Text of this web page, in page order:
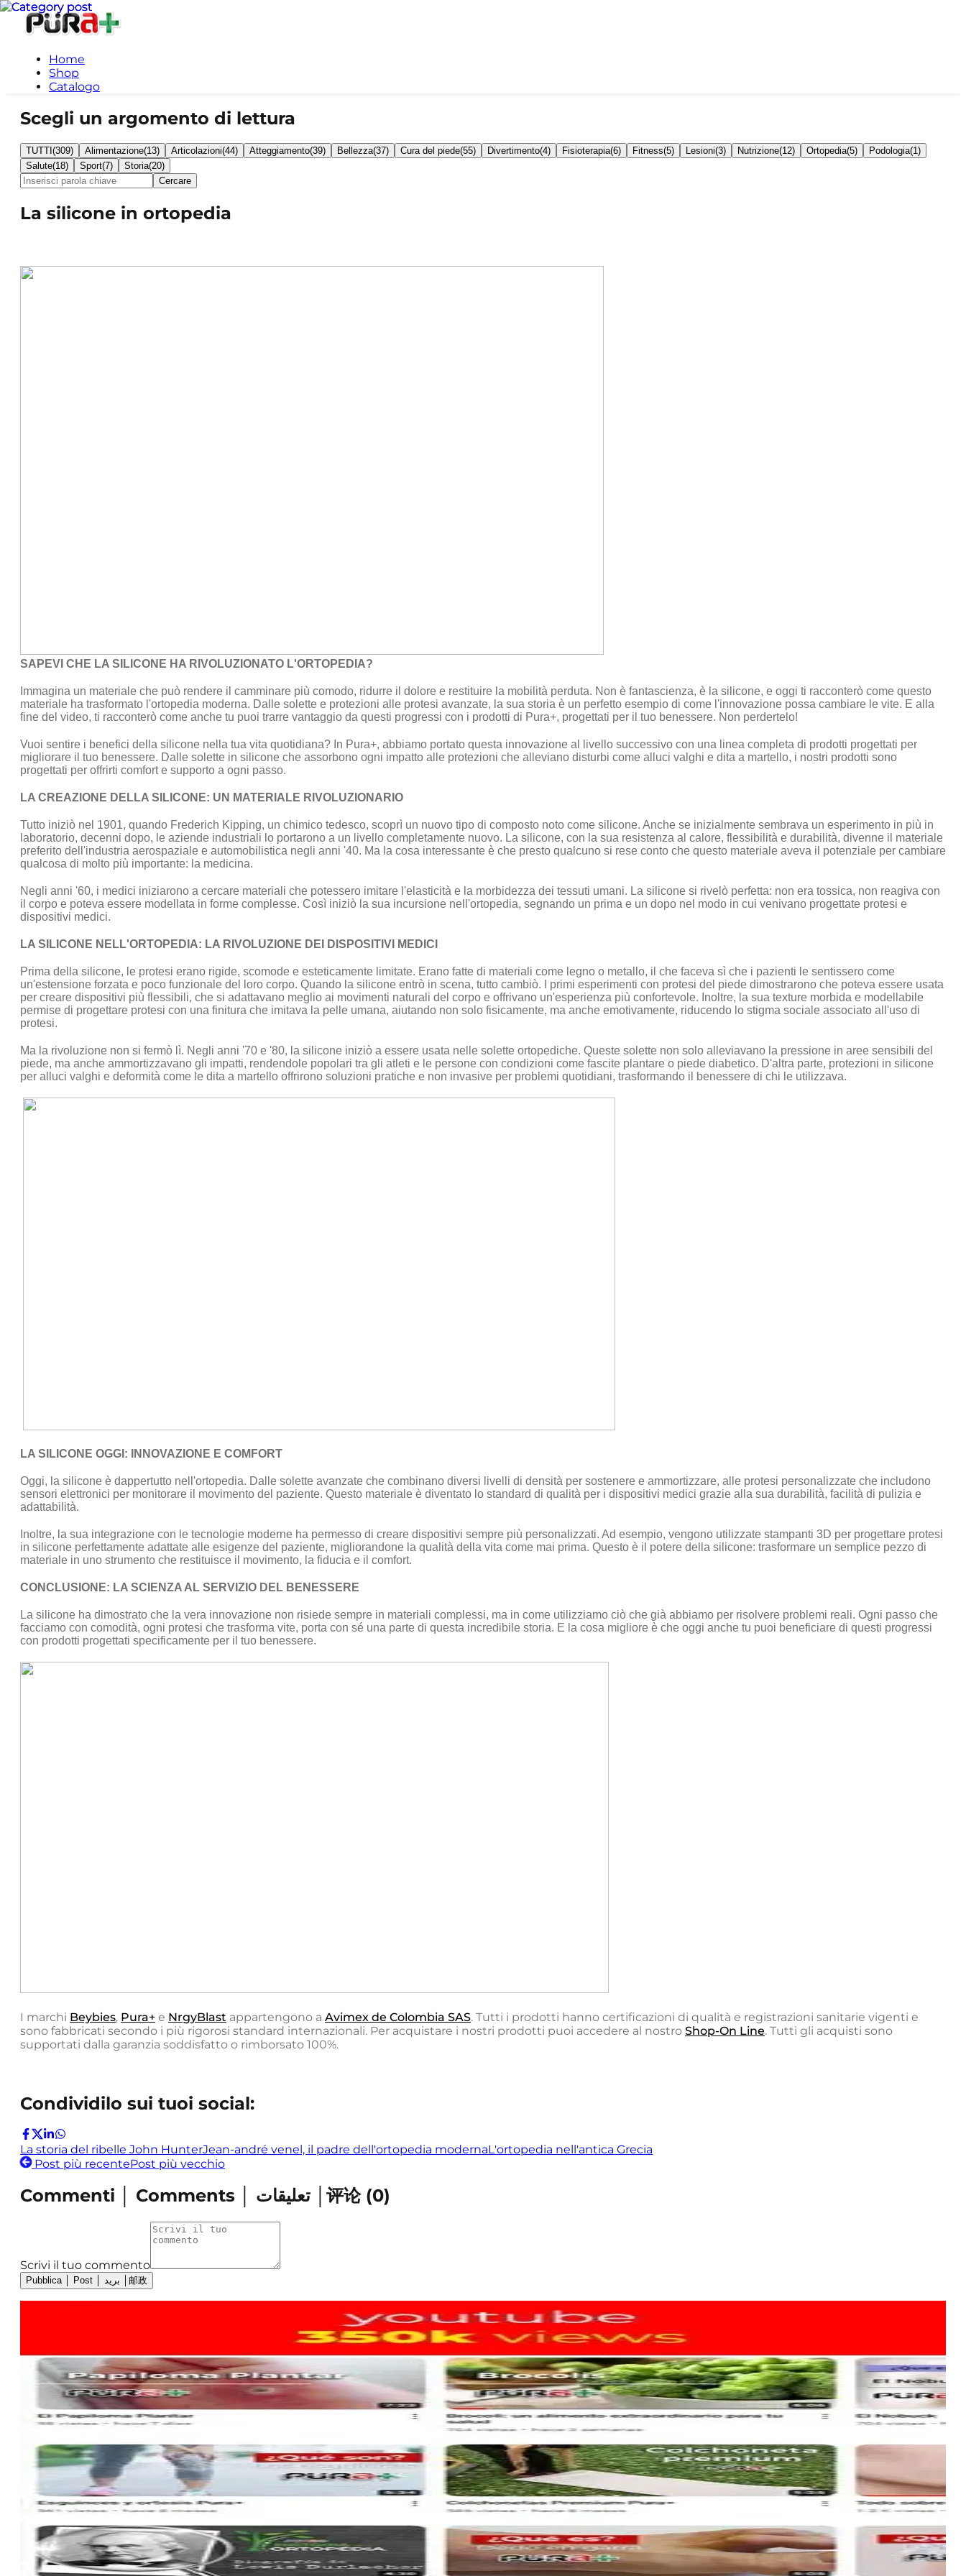
Home
Shop
Catalogo
Scegli un argomento di lettura
TUTTI (309) Alimentazione(13) Articolazioni(44) Atteggiamento(39) Bellezza(37) Cura del piede(55) Divertimento(4) Fisioterapia(6) Fitness(5) Lesioni(3) Nutrizione(12) Ortopedia(5) Podologia(1 )
Salute(18) Sport(7) Storia(20)
Cercare
La silicone in ortopedia
SAPEVI CHE LA SILICONE HA RIVOLUZIONATO L'ORTOPEDIA?
Immagina un materiale che può rendere il camminare più comodo, ridurre il dolore e restituire la mobilità perduta. Non è fantascienza, è la silicone, e oggi ti racconterò come questo
materiale ha trasformato l'ortopedia moderna. Dalle solette e protezioni alle protesi avanzate, la sua storia è un perfetto esempio di come l'innovazione possa cambiare le vite. E alla
fine del video, ti racconterò come anche tu puoi trarre vantaggio da questi progressi con i prodotti di Pura+, progettati per il tuo benessere. Non perdertelo!
Vuoi sentire i benefici della silicone nella tua vita quotidiana? In Pura+, abbiamo portato questa innovazione al livello successivo con una linea completa di prodotti progettati per
migliorare il tuo benessere. Dalle solette in silicone che assorbono ogni impatto alle protezioni che alleviano disturbi come alluci valghi e dita a martello, i nostri prodotti sono
progettati per offrirti comfort e supporto a ogni passo.
LA CREAZIONE DELLA SILICONE: UN MATERIALE RIVOLUZIONARIO
Tutto iniziò nel 1901, quando Frederich Kipping, un chimico tedesco, scoprì un nuovo tipo di composto noto come silicone. Anche se inizialmente sembrava un esperimento in più in
laboratorio, decenni dopo, le aziende industriali lo portarono a un livello completamente nuovo. La silicone, con la sua resistenza al calore, flessibilità e durabilità, divenne il materiale
preferito dell'industria aerospaziale e automobilistica negli anni '40. Ma la cosa interessante è che presto qualcuno si rese conto che questo materiale aveva il potenziale per cambiare
qualcosa di molto più importante: la medicina.
Negli anni '60, i medici iniziarono a cercare materiali che potessero imitare l'elasticità e la morbidezza dei tessuti umani. La silicone si rivelò perfetta: non era tossica, non reagiva con
il corpo e poteva essere modellata in forme complesse. Così iniziò la sua incursione nell'ortopedia, segnando un prima e un dopo nel modo in cui venivano progettate protesi e
dispositivi medici.
LA SILICONE NELL'ORTOPEDIA: LA RIVOLUZIONE DEI DISPOSITIVI MEDICI
Prima della silicone, le protesi erano rigide, scomode e esteticamente limitate. Erano fatte di materiali come legno o metallo, il che faceva sì che i pazienti le sentissero come
un'estensione forzata e poco funzionale del loro corpo. Quando la silicone entrò in scena, tutto cambiò. I primi esperimenti con protesi del piede dimostrarono che poteva essere usata
per creare dispositivi più flessibili, che si adattavano meglio ai movimenti naturali del corpo e offrivano un'esperienza più confortevole. Inoltre, la sua texture morbida e modellabile
permise di progettare protesi con una finitura che imitava la pelle umana, aiutando non solo fisicamente, ma anche emotivamente, riducendo lo stigma sociale associato all'uso di
protesi.
Ma la rivoluzione non si fermò lì. Negli anni '70 e '80, la silicone iniziò a essere usata nelle solette ortopediche. Queste solette non solo alleviavano la pressione in aree sensibili del
piede, ma anche ammortizzavano gli impatti, rendendole popolari tra gli atleti e le persone con condizioni come fascite plantare o piede diabetico. D'altra parte, protezioni in silicone
per alluci valghi e deformità come le dita a martello offrirono soluzioni pratiche e non invasive per problemi quotidiani, trasformando il benessere di chi le utilizzava.
LA SILICONE OGGI: INNOVAZIONE E COMFORT
Oggi, la silicone è dappertutto nell'ortopedia. Dalle solette avanzate che combinano diversi livelli di densità per sostenere e ammortizzare, alle protesi personalizzate che includono
sensori elettronici per monitorare il movimento del paziente. Questo materiale è diventato lo standard di qualità per i dispositivi medici grazie alla sua durabilità, facilità di pulizia e
adattabilità.
Inoltre, la sua integrazione con le tecnologie moderne ha permesso di creare dispositivi sempre più personalizzati. Ad esempio, vengono utilizzate stampanti 3D per progettare protesi
in silicone perfettamente adattate alle esigenze del paziente, migliorandone la qualità della vita come mai prima. Questo è il potere della silicone: trasformare un semplice pezzo di
materiale in uno strumento che restituisce il movimento, la fiducia e il comfort.
CONCLUSIONE: LA SCIENZA AL SERVIZIO DEL BENESSERE
La silicone ha dimostrato che la vera innovazione non risiede sempre in materiali complessi, ma in come utilizziamo ciò che già abbiamo per risolvere problemi reali. Ogni passo che
facciamo con comodità, ogni protesi che trasforma vite, porta con sé una parte di questa incredibile storia. E la cosa migliore è che oggi anche tu puoi beneficiare di questi progressi
con prodotti progettati specificamente per il tuo benessere.
I marchi Beybies, Pura+ e NrgyBlast appartengono a Avimex de Colombia SAS. Tutti i prodotti hanno certificazioni di qualità e registrazioni sanitarie vigenti e
sono fabbricati secondo i più rigorosi standard internazionali. Per acquistare i nostri prodotti puoi accedere al nostro Shop-On Line. Tutti gli acquisti sono
supportati dalla garanzia soddisfatto o rimborsato 100%.
Condividilo sui tuoi social:
La storia del ribelle John HunterJean-andré venel, il padre dell'ortopedia modernaL'ortopedia nell'antica Grecia
Post più recentePost più vecchio
Commenti │ Comments │ تعليقات │评论(0)
Scrivi il tuo commento
Pubblica │ Post │ بريد │邮政